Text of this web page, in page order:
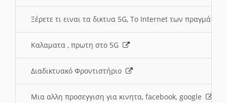
Ξέρετε τι ειναι τα δικτυα 5G, Το Internet των
Καλαματα , πρωτη στο 5G
Διαδικτυακό Φροντιστήριο
Μια αλλη προσεγγιση για κινητα, facebook, google